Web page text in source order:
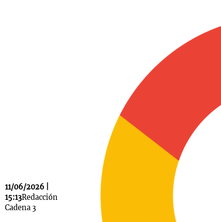
11/06/2026 |
15:13Redacción
Cadena 3
Mundial 2026
Notas
La Sole en
Cadena 3